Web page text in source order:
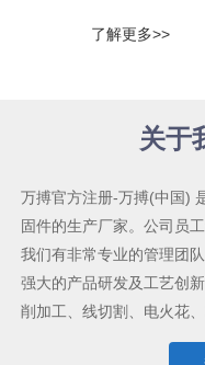
了解更多>>
关于
万搏官方注册-万搏(中国)
固件的生产厂家。公司员
我们有非常专业的管理团
强大的产品研发及工艺创
削加工、线切割、电火花
等较为齐全的机械加工手